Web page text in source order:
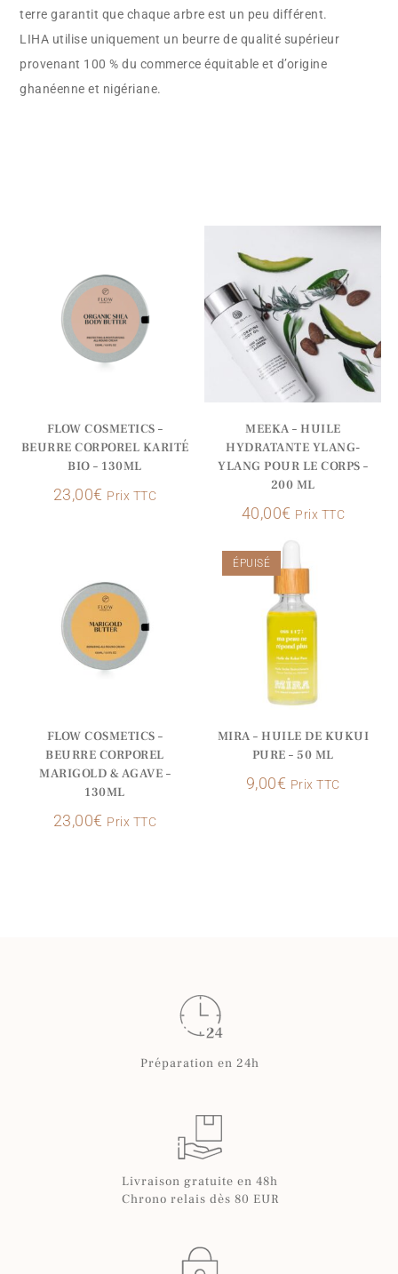
e
s
s
t
e
a
i
s
t
h
i
o
d
c
terre garantit que chaque arbre est un peu différent.
LIHA utilise uniquement un beurre de qualité supérieur
provenant 100 % du commerce équitable et d’origine
ghanéenne et nigériane.
FLOW COSMETICS –
BEURRE CORPOREL KARITÉ
BIO – 130ML
23,00€ Prix TTC
MEEKA – HUILE
HYDRATANTE YLANG-
YLANG POUR LE CORPS –
200 ML
40,00€ Prix TTC
FLOW COSMETICS –
BEURRE CORPOREL
MARIGOLD & AGAVE –
130ML
23,00€ Prix TTC
ÉPUISÉ
MIRA – HUILE DE KUKUI
PURE – 50 ML
9,00€ Prix TTC
Préparation en 24h
Livraison gratuite en 48h
Chrono relais dès 80 EUR